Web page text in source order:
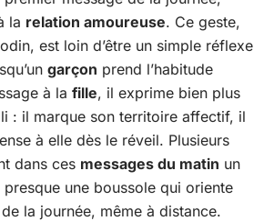
la relation amoureuse. Ce geste,
est loin d’être un simple réflexe
garçon prend l’habitude
à la fille, il exprime bien plus
: il marque son territoire affectif, il
à elle dès le réveil. Plusieurs
dans ces messages du matin un
une boussole qui oriente
la journée, même à distance.